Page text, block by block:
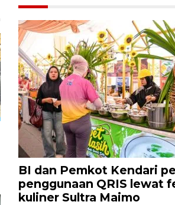
BI dan Pemkot Kendari
penggunaan QRIS lewat
kuliner Sultra Maimo